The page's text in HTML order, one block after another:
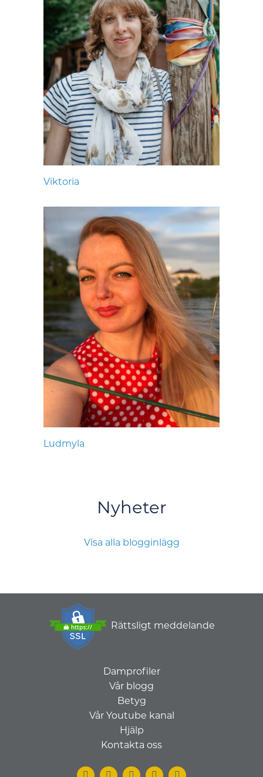
Viktoria
Ludmyla
Nyheter
Visa alla blogginlägg
Rättsligt meddelande
Damprofiler
Vår blogg
Betyg
Vår Youtube kanal
Hjälp
Kontakta oss